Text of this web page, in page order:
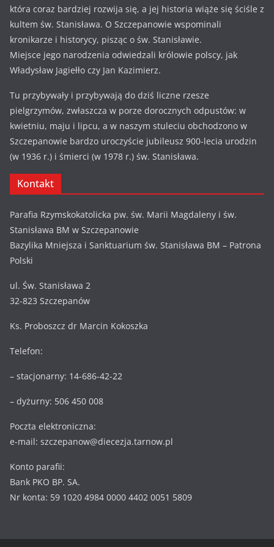
która coraz bardziej rozwija się, a jej historia wiąże się ściśle z
kultem św. Stanisława. O Szczepanowie wspominali
kronikarze i historycy, pisząc o św. Stanisławie.
Miejsce jego narodzenia odwiedzali królowie polscy, jak
Władysław Jagiełło czy Jan Kazimierz.
Tu przybywały i przybywają do dziś liczne rzesze
pielgrzymów, zwłaszcza w porze dorocznych odpustów: w
kwietniu, maju i lipcu, a w naszym stuleciu obchodzono w
Szczepanowie bardzo uroczyście jubileusz 900-lecia urodzin
(w 1936 r.) i śmierci (w 1978 r.) św. Stanisława.
Kontakt
Parafia Rzymskokatolicka pw. św. Marii Magdaleny i św.
Stanisława BM w Szczepanowie
Bazylika Mniejsza i Sanktuarium św. Stanisława BM – Patrona
Polski
ul. Św. Stanisława 2
32-823 Szczepanów
Ks. Proboszcz dr Marcin Kokoszka
Telefon:
– stacjonarny: 14-686-42-22
– dyżurny: 506 450 008
Poczta elektroniczna:
e-mail: szczepanow@diecezja.tarnow.pl
Konto parafii:
Bank PKO BP. SA.
Nr konta: 59 1020 4984 0000 4402 0051 5809